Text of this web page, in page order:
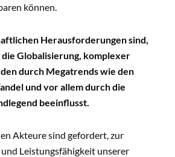
können.
Herausforderungen sind,
Globalisierung, komplexer
durch Megatrends wie den
und vor allem durch die
beeinflusst.
Akteure sind gefordert, zur
und Leistungsfähigkeit unserer